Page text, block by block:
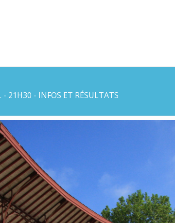
- 21H30 - INFOS ET RÉSULTATS